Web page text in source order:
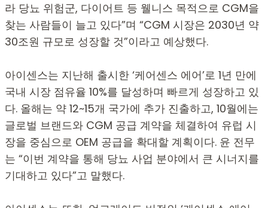
라 당뇨 위험군, 다이어트 등 웰니스 목적으로 CGM을
찾는 사람들이 늘고 있다”며 “CGM 시장은 2030년 약
30조원 규모로 성장할 것”이라고 예상했다.
아이센스는 지난해 출시한 ‘케어센스 에어’로 1년 만에
국내 시장 점유율 10%를 달성하며 빠르게 성장하고 있
다. 올해는 약 12~15개 국가에 추가 진출하고, 10월에는
글로벌 브랜드와 CGM 공급 계약을 체결하여 유럽 시
장을 중심으로 OEM 공급을 확대할 계획이다. 윤 전무
는 “이번 계약을 통해 당뇨 사업 분야에서 큰 시너지를
기대하고 있다”고 말했다.